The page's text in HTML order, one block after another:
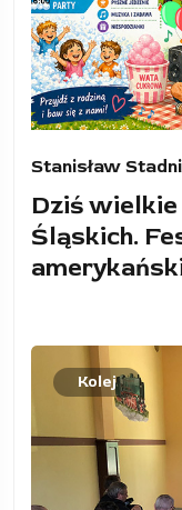
Stanisław
Dziś wielkie
Śląskich.
Kolej